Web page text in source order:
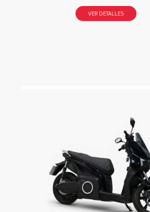
VER DETALLES